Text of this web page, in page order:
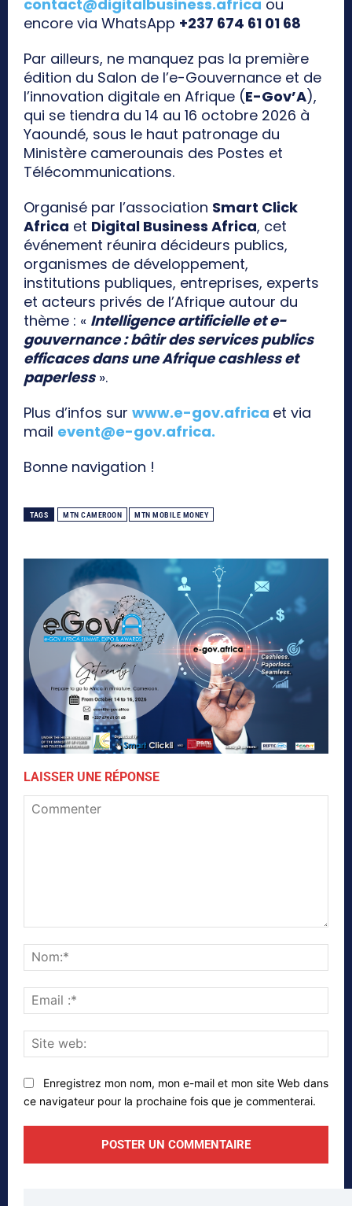
contact@digitalbusiness.africa ou
encore via WhatsApp +237 674 61 01 68
Par ailleurs, ne manquez pas la première
édition du Salon de l’e-Gouvernance et de
l’innovation digitale en Afrique (E-Gov’A),
qui se tiendra du 14 au 16 octobre 2026 à
Yaoundé, sous le haut patronage du
Ministère camerounais des Postes et
Télécommunications.
Organisé par l’association Smart Click
Africa et Digital Business Africa, cet
événement réunira décideurs publics,
organismes de développement,
institutions publiques, entreprises, experts
et acteurs privés de l’Afrique autour du
thème : « Intelligence artificielle et e-
gouvernance : bâtir des services publics
efficaces dans une Afrique cashless et
paperless».
Plus d’infos sur www.e-gov.africa et via
mail event@e-gov.africa.
Bonne navigation !
TAGS MTN CAMEROON MTN MOBILE MONEY
LAISSER UNE RÉPONSE
:*
web:
Enregistrez mon nom, mon e-mail et mon site Web dans
ce navigateur pour la prochaine fois que je commenterai.